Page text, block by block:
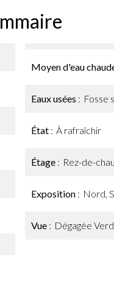
Moyen d'eau
Eaux usées Fosse
État À rafraîchir
Étage Rez-de-
Exposition Nord,
Vue Dégagée